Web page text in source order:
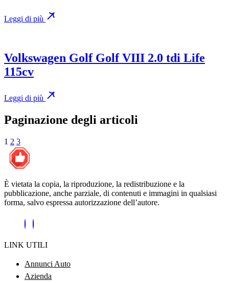
Leggi di più
Volkswagen Golf Golf VIII 2.0 tdi Life
115cv
Leggi di più
Paginazione degli articoli
1 2 3
È vietata la copia, la riproduzione, la redistribuzione e la
pubblicazione, anche parziale, di contenuti e immagini in qualsiasi
forma, salvo espressa autorizzazione dell’autore.
LINK UTILI
Annunci Auto
Azienda